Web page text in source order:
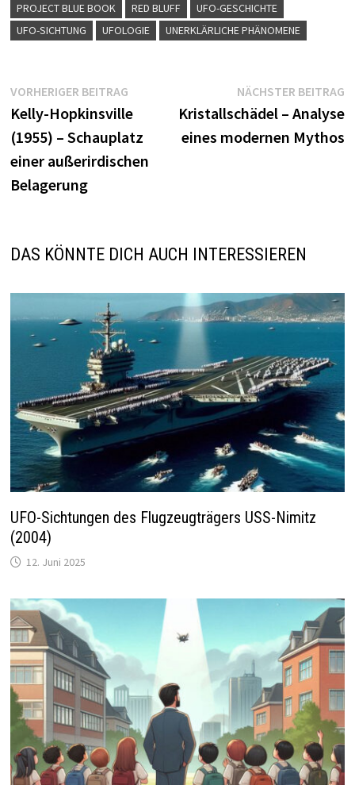
PROJECT BLUE BOOK
RED BLUFF
UFO-GESCHICHTE
UFO-SICHTUNG
UFOLOGIE UNERKLÄRLICHE PHÄNOMENE
Beitragsnavigation
VORHERIGER BEITRAG
Beitrag:
Kelly-Hopkinsville
(1955) – Schauplatz
einer außerirdischen
Belagerung
NÄCHSTER BEITRAG
Kristallschädel – Analyse
eines modernen Mythos
DAS KÖNNTE DICH AUCH INTERESSIEREN
UFO-Sichtungen des Flugzeugträgers USS-Nimitz
(2004)
12. Juni 2025